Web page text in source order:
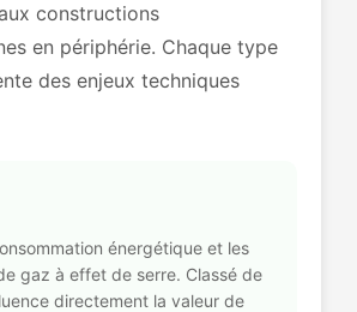
constructions
en périphérie. Chaque type
des enjeux techniques
énergétique et les
gaz à effet de serre. Classé de
directement la valeur de